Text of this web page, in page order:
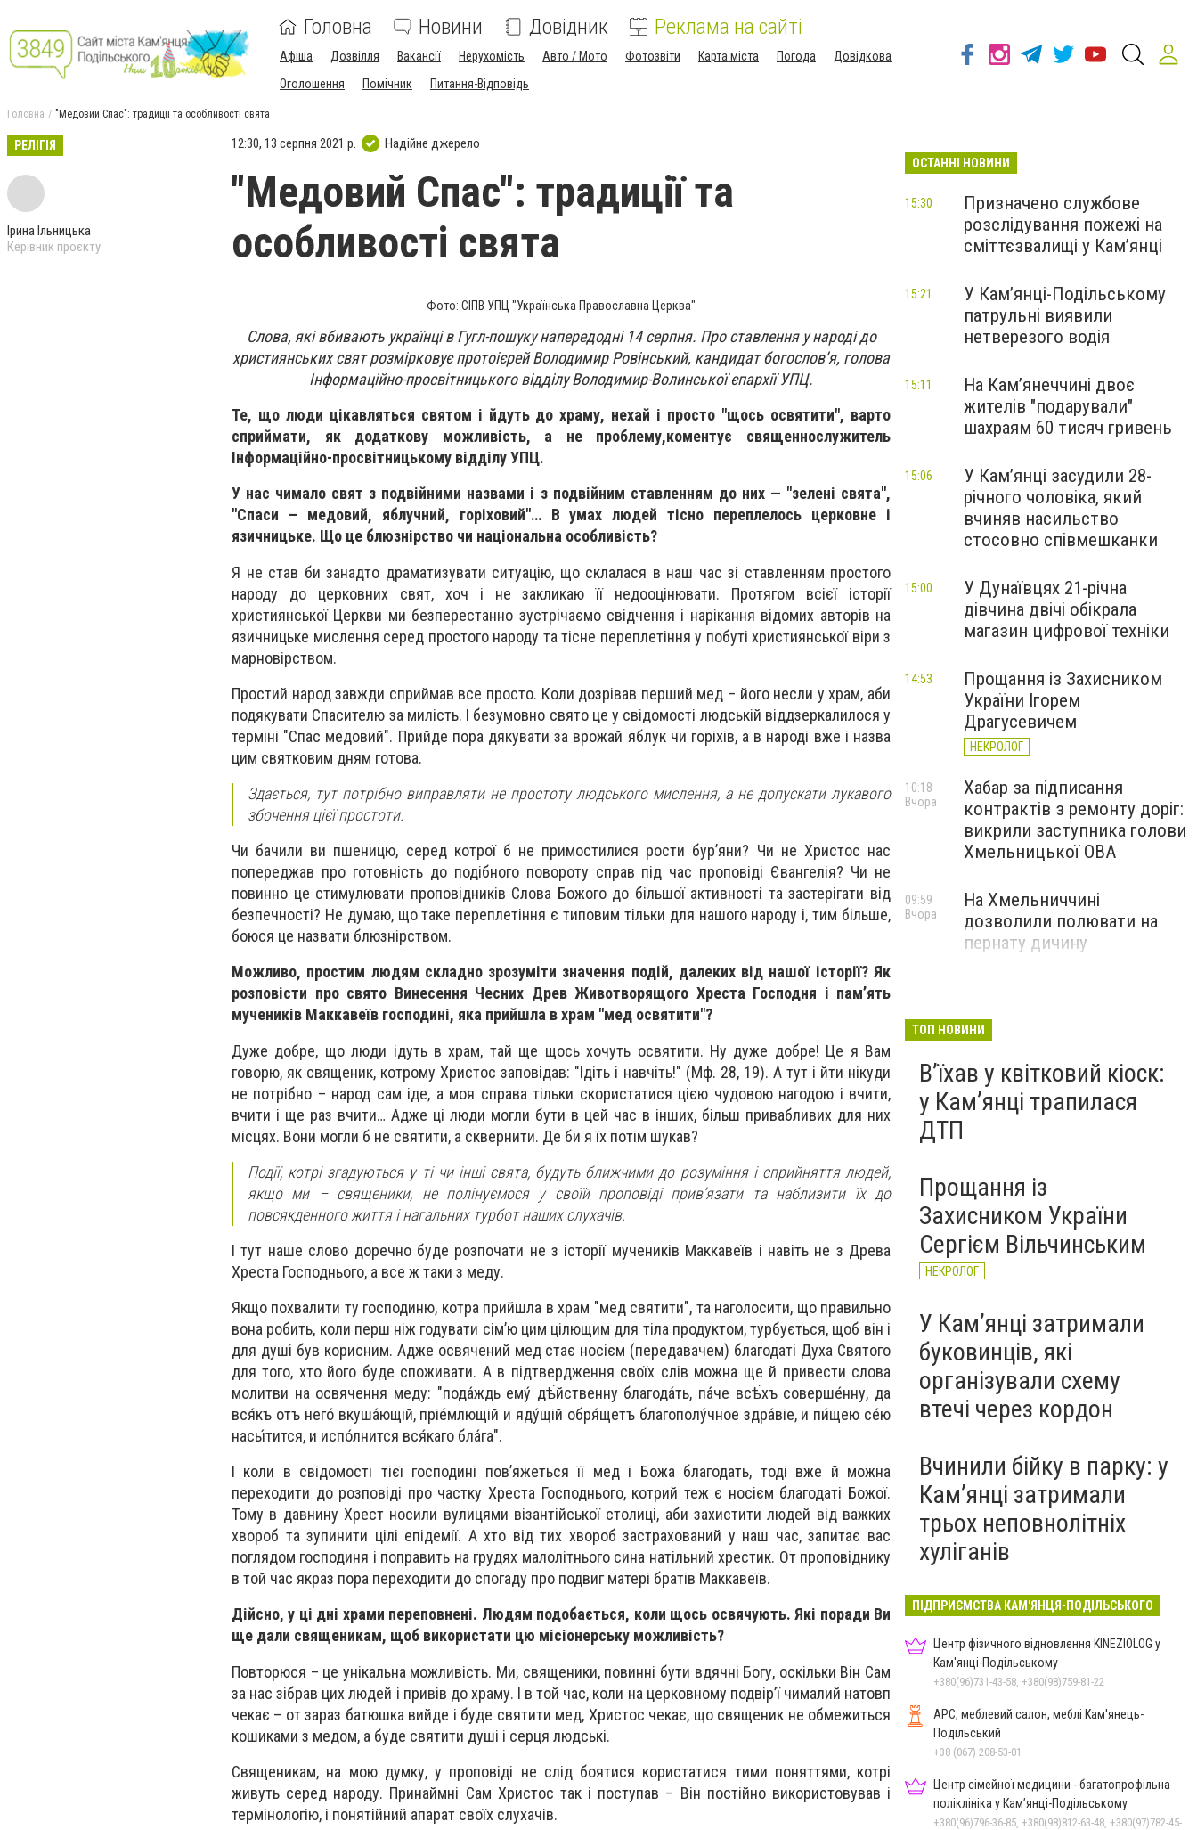
Головна Новини Довідник Реклама на сайті
Афіша Дозвілля Вакансії Нерухомість Авто / Мото Фотозвіти Карта міста Погода
Довідкова
Оголошення
Помічник Питання-Відповідь
Головна "Медовий Спас": традиції та особливості свята
РЕЛІГІЯ
Ірина Ільницька
Керівник проєкту
12:30, 13 серпня 2021 р. Надійне джерело
"Медовий Спас": традиції та
особливості свята
Фото: СІПВ УПЦ "Українська Православна Церква"
Слова, які вбивають українці в Гугл-пошуку напередодні 14 серпня. Про ставлення у народі до
християнських свят розмірковує протоієрей Володимир Ровінський, кандидат богослов’я, голова
Інформаційно-просвітницького відділу Володимир-Волинської єпархії УПЦ.
Те, що люди цікавляться святом і йдуть до храму, нехай і просто "щось освятити", варто
сприймати, як додаткову можливість, а не проблему,коментує священнослужитель
Інформаційно-просвітницькому відділу УПЦ.
У нас чимало свят з подвійними назвами і з подвійним ставленням до них — "зелені свята",
"Спаси – медовий, яблучний, горіховий"… В умах людей тісно переплелось церковне і
язичницьке. Що це блюзнірство чи національна особливість?
Я не став би занадто драматизувати ситуацію, що склалася в наш час зі ставленням простого
народу до церковних свят, хоч і не закликаю її недооцінювати. Протягом всієї історії
християнської Церкви ми безперестанно зустрічаємо свідчення і нарікання відомих авторів на
язичницьке мислення серед простого народу та тісне переплетіння у побуті християнської віри з
марновірством.
Простий народ завжди сприймав все просто. Коли дозрівав перший мед – його несли у храм, аби
подякувати Спасителю за милість. І безумовно свято це у свідомості людській віддзеркалилося у
терміні "Спас медовий". Прийде пора дякувати за врожай яблук чи горіхів, а в народі вже і назва
цим святковим дням готова.
Здається, тут потрібно виправляти не простоту людського мислення, а не допускати лукавого
збочення цієї простоти.
Чи бачили ви пшеницю, серед котрої б не примостилися рости бур’яни? Чи не Христос нас
попереджав про готовність до подібного повороту справ під час проповіді Євангелія? Чи не
повинно це стимулювати проповідників Слова Божого до більшої активності та застерігати від
безпечності? Не думаю, що таке переплетіння є типовим тільки для нашого народу і, тим більше,
боюся це назвати блюзнірством.
Можливо, простим людям складно зрозуміти значення подій, далеких від нашої історії? Як
розповісти про свято Винесення Чесних Древ Животворящого Хреста Господня і пам’ять
мучеників Маккавеїв господині, яка прийшла в храм "мед освятити"?
Дуже добре, що люди ідуть в храм, тай ще щось хочуть освятити. Ну дуже добре! Це я Вам
говорю, як священик, котрому Христос заповідав: "Ідіть і навчіть!" (Мф. 28, 19). А тут і йти нікуди
не потрібно – народ сам іде, а моя справа тільки скористатися цією чудовою нагодою і вчити,
вчити і ще раз вчити… Адже ці люди могли бути в цей час в інших, більш привабливих для них
місцях. Вони могли б не святити, а сквернити. Де би я їх потім шукав?
Події, котрі згадуються у ті чи інші свята, будуть ближчими до розуміння і сприйняття людей,
якщо ми – священики, не полінуємося у своїй проповіді прив’язати та наблизити їх до
повсякденного життя і нагальних турбот наших слухачів.
І тут наше слово доречно буде розпочати не з історії мучеників Маккавеїв і навіть не з Древа
Хреста Господнього, а все ж таки з меду.
Якщо похвалити ту господиню, котра прийшла в храм "мед святити", та наголосити, що правильно
вона робить, коли перш ніж годувати сім’ю цим цілющим для тіла продуктом, турбується, щоб він і
для душі був корисним. Адже освячений мед стає носієм (передавачем) благодаті Духа Святого
для того, хто його буде споживати. А в підтвердження своїх слів можна ще й привести слова
молитви на освячення меду: "пода́ждь ему́ дѣ́йственну благода́ть, па́че всѣ́хъ соверше́нну, да
вся́къ отъ него́ вкуша́ющій, пріе́млющій и яду́щій обря́щетъ благополу́чное здра́віе, и пи́щею се́ю
насы́тится, и испо́лнится вся́каго бла́га".
І коли в свідомості тієї господині пов’яжеться її мед і Божа благодать, тоді вже й можна
переходити до розповіді про частку Хреста Господнього, котрий теж є носієм благодаті Божої.
Тому в давнину Хрест носили вулицями візантійської столиці, аби захистити людей від важких
хвороб та зупинити цілі епідемії. А хто від тих хвороб застрахований у наш час, запитає вас
поглядом господиня і поправить на грудях малолітнього сина натільний хрестик. От проповіднику
в той час якраз пора переходити до спогаду про подвиг матері братів Маккавеїв.
Дійсно, у ці дні храми переповнені. Людям подобається, коли щось освячують. Які поради Ви
ще дали священикам, щоб використати цю місіонерську можливість?
Повторюся – це унікальна можливість. Ми, священики, повинні бути вдячні Богу, оскільки Він Сам
за нас зібрав цих людей і привів до храму. І в той час, коли на церковному подвір’ї чималий натовп
чекає – от зараз батюшка вийде і буде святити мед, Христос чекає, що священик не обмежиться
кошиками з медом, а буде святити душі і серця людські.
Священикам, на мою думку, у проповіді не слід боятися користатися тими поняттями, котрі
живуть серед народу. Принаймні Сам Христос так і поступав – Він постійно використовував і
термінологію, і понятійний апарат своїх слухачів.
ОСТАННІ НОВИНИ
Призначено службове
розслідування пожежі на
сміттєзвалищі у Кам’янці
15:30
У Кам’янці-Подільському
патрульні виявили
нетверезого водія
15:21
На Камʼянеччині двоє
жителів "подарували"
шахраям 60 тисяч гривень
15:11
У Камʼянці засудили 28-
річного чоловіка, який
вчиняв насильство
стосовно співмешканки
15:06
У Дунаївцях 21-річна
дівчина двічі обікрала
магазин цифрової техніки
15:00
Прощання із Захисником
України Ігорем
Драгусевичем
НЕКРОЛОГ
14:53
Хабар за підписання
контрактів з ремонту доріг:
викрили заступника голови
Хмельницької ОВА
10:18
Вчора
На Хмельниччині
дозволили полювати на
пернату дичину
09:59
Вчора
ТОП НОВИНИ
Вʼїхав у квітковий кіоск:
у Камʼянці трапилася
ДТП
Прощання із
Захисником України
Сергієм Вільчинським
НЕКРОЛОГ
У Кам’янці затримали
буковинців, які
організували схему
втечі через кордон
Вчинили бійку в парку: у
Кам’янці затримали
трьох неповнолітніх
хуліганів
ПІДПРИЄМСТВА КАМ'ЯНЦЯ-ПОДІЛЬСЬКОГО
Центр фізичного відновлення KINEZIOLOG у
Кам'янці-Подільському
+380(96)731-43-58, +380(98)759-81-22
АРС, меблевий салон, меблі Кам'янець-
Подільський
+38 (067) 208-53-01
Центр сімейної медицини - багатопрофільна
поліклініка у Кам’янці-Подільському
+380(96)796-36-85, +380(98)812-63-48, +380(97)782-45-70